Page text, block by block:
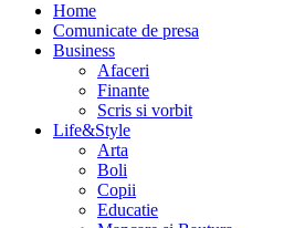
Home
Comunicate de presa
Business
Afaceri
Finante
Scris si vorbit
Life&Style
Arta
Boli
Copii
Educatie